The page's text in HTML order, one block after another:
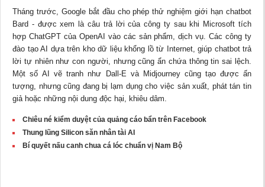
Tháng trước, Google bắt đầu cho phép thử nghiệm giới hạn chatbot
Bard - được xem là câu trả lời của công ty sau khi Microsoft tích
hợp ChatGPT của OpenAI vào các sản phẩm, dịch vụ. Các công ty
đào tạo AI dựa trên kho dữ liệu khổng lồ từ Internet, giúp chatbot trả
lời tự nhiên như con người, nhưng cũng ẩn chứa thông tin sai lệch.
Một số AI vẽ tranh như Dall-E và Midjourney cũng tạo được ấn
tượng, nhưng cũng đang bị lạm dụng cho việc sản xuất, phát tán tin
giả hoặc những nội dung độc hại, khiêu dâm.
Chiêu né kiểm duyệt của quảng cáo bẩn trên Facebook
Thung lũng Silicon săn nhân tài AI
Bí quyết nấu canh chua cá lóc chuẩn vị Nam Bộ